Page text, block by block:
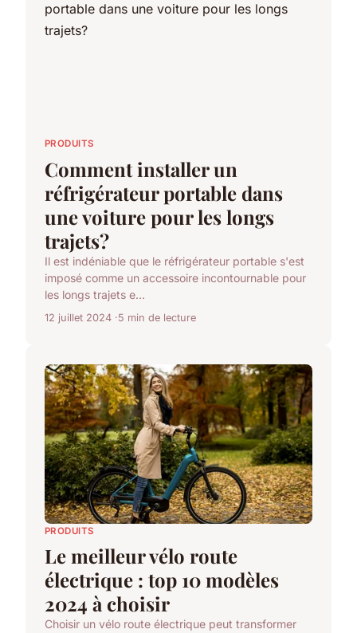
PRODUITS
Comment installer un
réfrigérateur portable dans
une voiture pour les longs
trajets?
Il est indéniable que le réfrigérateur portable s'est
imposé comme un accessoire incontournable pour
les longs trajets e...
12 juillet 2024 5 min de lecture
PRODUITS
Le meilleur vélo route
électrique : top 10 modèles
2024 à choisir
Choisir un vélo route électrique peut transformer